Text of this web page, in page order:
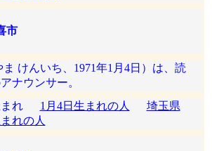
市
けんいち、1971年1月4日）は、読
ナウンサー。
まれ 1月4日生まれの人
埼玉県
れの人